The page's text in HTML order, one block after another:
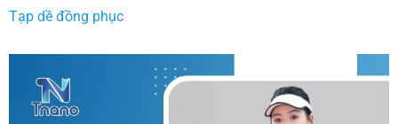
Tạp dề đồng phục